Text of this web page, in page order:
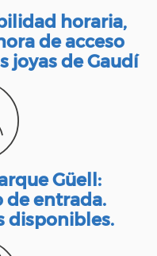
horaria,
de acceso
joyas de Gaudí
Güell:
de entrada.
disponibles.